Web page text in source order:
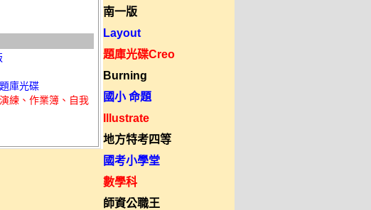
庫光碟
練、作業簿、自我
南一版
Layout
題庫光碟Creo
Burning
國小 命題
Illustrate
地方特考四等
國考小學堂
數學科
師資公職王